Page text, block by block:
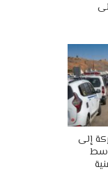
إلى
وسط